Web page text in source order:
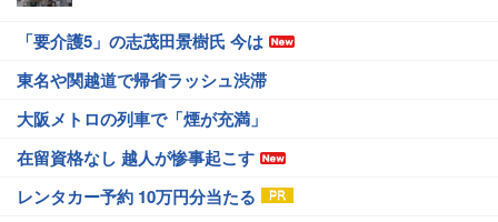
「要介護5」の志茂田景樹氏 今は
東名や関越道で帰省ラッシュ渋滞
大阪メトロの列車で「煙が充満」
在留資格なし 越人が惨事起こす
レンタカー予約 10万円分当たる